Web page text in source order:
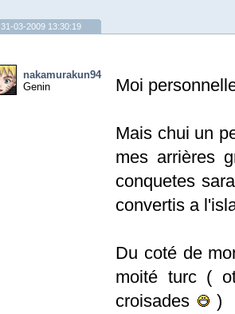
31-03-2009 13:30:19
nakamurakun94
Genin
Moi
Mais chui un
mes arrières
conquetes
convertis a
Du coté de
moité turc (
croisades
)